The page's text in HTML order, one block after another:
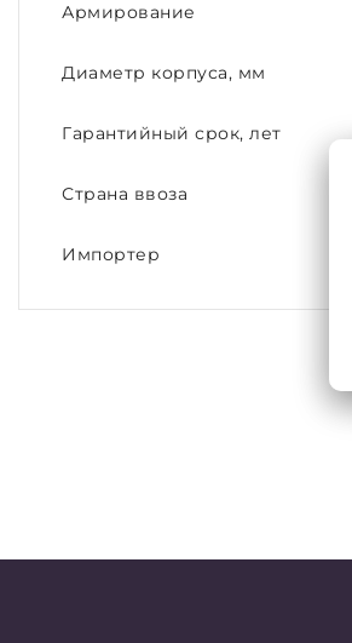
Армирование
Диаметр корпуса, мм
Гарантийный срок, лет
Страна ввоза
Импортер